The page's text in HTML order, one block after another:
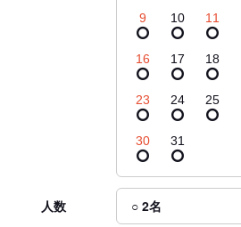
9 10 11
16 17 18
23 24 25
30 31
人数